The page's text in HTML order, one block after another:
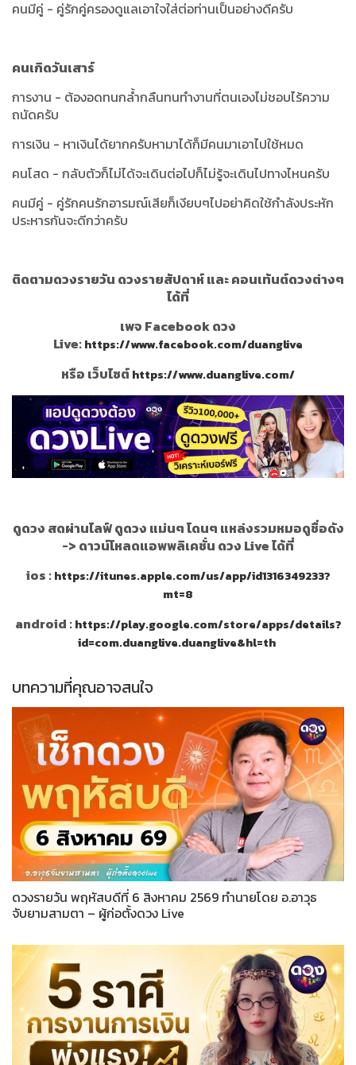
คนมีคู่ - คู่รักคู่ครองดูแลเอาใจใส่ต่อท่านเป็นอย่างดีครับ
คนเกิดวันเสาร์
การงาน - ต้องอดทนกล้ำกลืนทนทำงานที่ตนเองไม่ชอบไร้ความ
ถนัดครับ
การเงิน - หาเงินได้ยากครับหามาได้ก็มีคนมาเอาไปใช้หมด
คนโสด - กลับตัวก็ไม่ได้จะเดินต่อไปก็ไม่รู้จะเดินไปทางไหนครับ
คนมีคู่ - คู่รักคนรักอารมณ์เสียก็เงียบๆไปอย่าคิดใช้กำลังประหัก
ประหารกันจะดีกว่าครับ
ติดตามดวงรายวัน ดวงรายสัปดาห์ และ คอนเท้นต์ดวงต่างๆ
ได้ที่
เพจ Facebook ดวง
Live:https://www.facebook.com/duanglive
หรือ เว็บไซต์https://www.duanglive.com/
ดูดวง สดผ่านไลฟ์ ดูดวง แม่นๆ โดนๆ แหล่งรวมหมอดูชื่อดัง
-> ดาวน์โหลดแอพพลิเคชั่น ดวง Live ได้ที่
ios :https://itunes.apple.com/us/app/id1316349233?
mt=8
android :https://play.google.com/store/apps/details?
id=com.duanglive.duanglive&hl=th
บทความที่คุณอาจสนใจ
ดวงรายวัน พฤหัสบดีที่ 6 สิงหาคม 2569 ทำนายโดย อ.อาวุธ
จับยามสามตา – ผู้ก่อตั้งดวง Live